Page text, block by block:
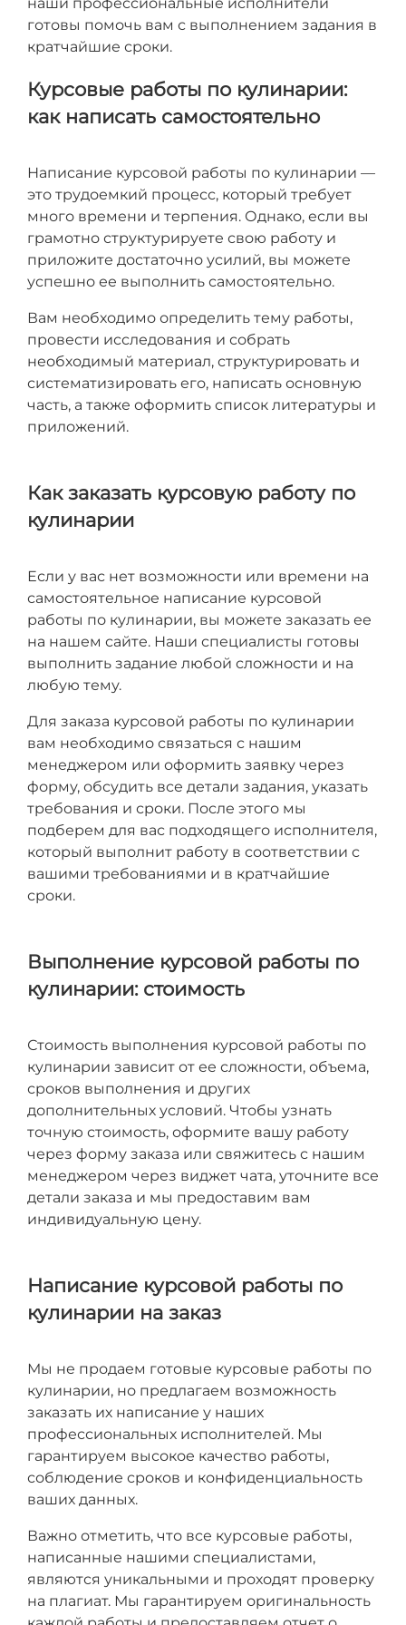
готовы помочь вам с выполнением задания в
кратчайшие сроки.
Курсовые работы по кулинарии:
как написать самостоятельно
Написание курсовой работы по кулинарии —
это трудоемкий процесс, который требует
много времени и терпения. Однако, если вы
грамотно структурируете свою работу и
приложите достаточно усилий, вы можете
успешно ее выполнить самостоятельно.
Вам необходимо определить тему работы,
провести исследования и собрать
необходимый материал, структурировать и
систематизировать его, написать основную
часть, а также оформить список литературы и
приложений.
Как заказать курсовую работу по
кулинарии
Если у вас нет возможности или времени на
самостоятельное написание курсовой
работы по кулинарии, вы можете заказать ее
на нашем сайте. Наши специалисты готовы
выполнить задание любой сложности и на
любую тему.
Для заказа курсовой работы по кулинарии
вам необходимо связаться с нашим
менеджером или оформить заявку через
форму, обсудить все детали задания, указать
требования и сроки. После этого мы
подберем для вас подходящего исполнителя,
который выполнит работу в соответствии с
вашими требованиями и в кратчайшие
сроки.
Выполнение курсовой работы по
кулинарии: стоимость
Стоимость выполнения курсовой работы по
кулинарии зависит от ее сложности, объема,
сроков выполнения и других
дополнительных условий. Чтобы узнать
точную стоимость, оформите вашу работу
через форму заказа или свяжитесь с нашим
менеджером через виджет чата, уточните все
детали заказа и мы предоставим вам
индивидуальную цену.
Написание курсовой работы по
кулинарии на заказ
Мы не продаем готовые курсовые работы по
кулинарии, но предлагаем возможность
заказать их написание у наших
профессиональных исполнителей. Мы
гарантируем высокое качество работы,
соблюдение сроков и конфиденциальность
ваших данных.
Важно отметить, что все курсовые работы,
написанные нашими специалистами,
являются уникальными и проходят проверку
на плагиат. Мы гарантируем оригинальность